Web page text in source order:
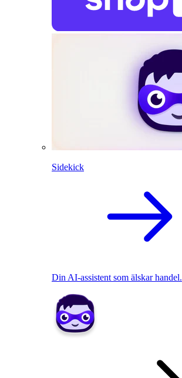
Sidekick
Din AI-assistent som älskar handel.